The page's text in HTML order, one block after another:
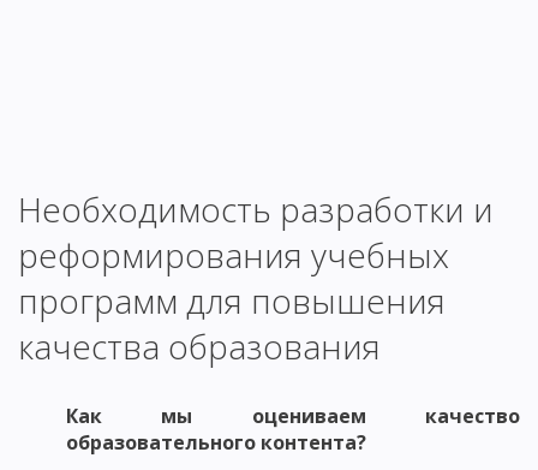
Необходимость разработки и
реформирования учебных
программ для повышения
качества образования
Как мы оцениваем качество
образовательного контента?